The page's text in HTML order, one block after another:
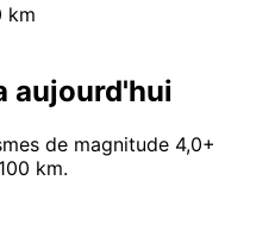
km
aujourd'hui
de magnitude 4,0+
km.